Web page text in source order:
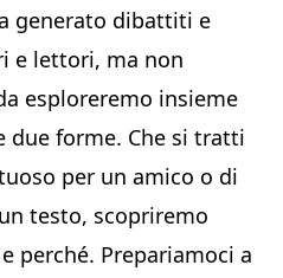
generato dibattiti e
e lettori, ma non
esploreremo insieme
due forme. Che si tratti
per un amico o di
testo, scopriremo
perché. Prepariamoci a